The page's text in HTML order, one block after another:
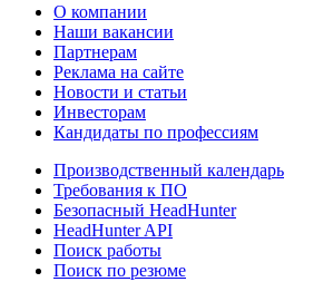
О компании
Наши вакансии
Партнерам
Реклама на сайте
Новости и статьи
Инвесторам
Кандидаты по профессиям
Производственный календарь
Требования к ПО
Безопасный HeadHunter
HeadHunter API
Поиск работы
Поиск по резюме